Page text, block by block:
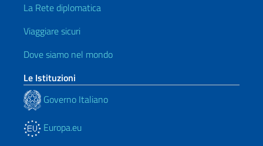
La Rete diplomatica
Viaggiare sicuri
Dove siamo nel mondo
Le Istituzioni
Governo Italiano
Europa.eu